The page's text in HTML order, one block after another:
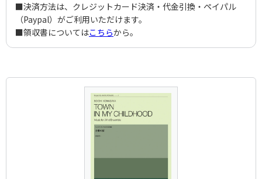
■決済方法は、クレジットカード決済・代金引換・ペイパル
（Paypal）がご利用いただけます。
■領収書についてはこちらから。